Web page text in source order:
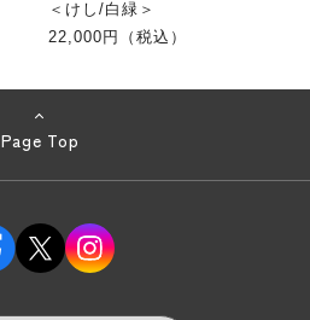
＜けし/白緑＞
22,000円（税込）
Page Top